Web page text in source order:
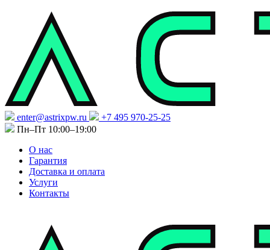
enter@astrixpw.ru
+7 495 970-25-25
Пн–Пт 10:00–19:00
О нас
Гарантия
Доставка и оплата
Услуги
Контакты